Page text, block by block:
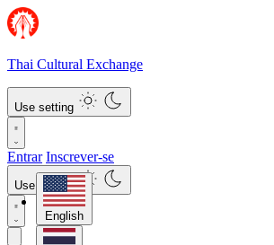
Thai Cultural Exchange
Use setting
English
Entrar Inscrever-se
Use setting